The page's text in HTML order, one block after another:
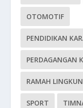
OTOMOTIF
PENDIDIKAN
PERDAGANGAN
RAMAH
SPORT